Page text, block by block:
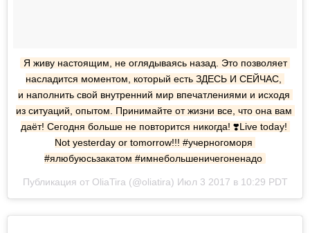
Я живу настоящим, не оглядываясь назад. Это позволяет
насладится моментом, который есть ЗДЕСЬ И СЕЙЧАС,
и наполнить свой внутренний мир впечатлениями и исходя
из ситуаций, опытом. Принимайте от жизни все, что она вам
даёт! Сегодня больше не повторится никогда! ❣️Live today!
Not yesterday or tomorrow!!! #учерногоморя
#ялюбуюсьзакатом #имнебольшеничегоненадо
Публикация от OliaTira (@oliatira) Июл 3 2017 в 10:29 PDT